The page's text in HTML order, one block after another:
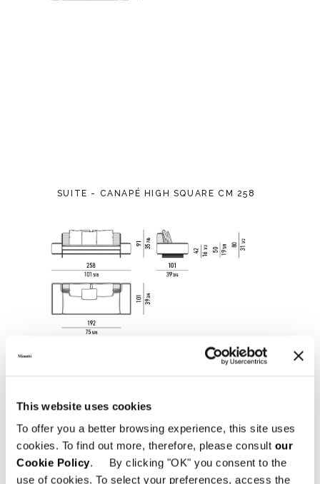
This website uses cookies
To offer you a better browsing experience, this site uses
cookies. To find out more, therefore, please consult our
Cookie Policy. By clicking "OK" you consent to the
use of cookies. To select your preferences, access the
SUITE - CANAPÉ HIGH SQUARE CM 258